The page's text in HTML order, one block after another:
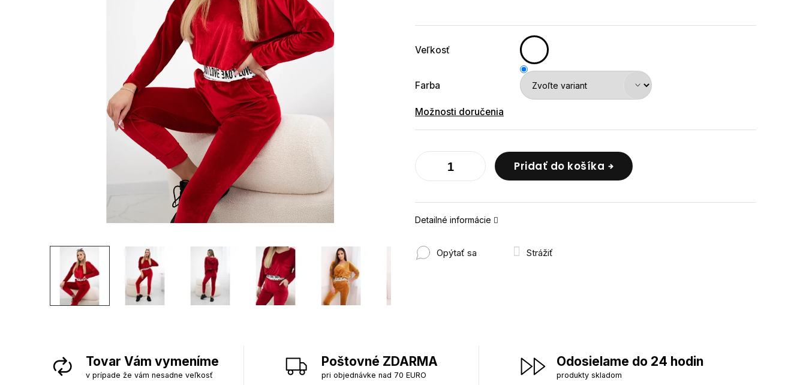
Veľkosť
Farba
Možnosti doručenia
Pridať do košíka
Detailné informácie
Opýtať sa Strážiť
Tovar Vám vymeníme
v prípade že vám nesadne veľkosť
Poštovné ZDARMA
pri objednávke nad 70 EURO
Odosielame do 24 hodin
produkty skladom